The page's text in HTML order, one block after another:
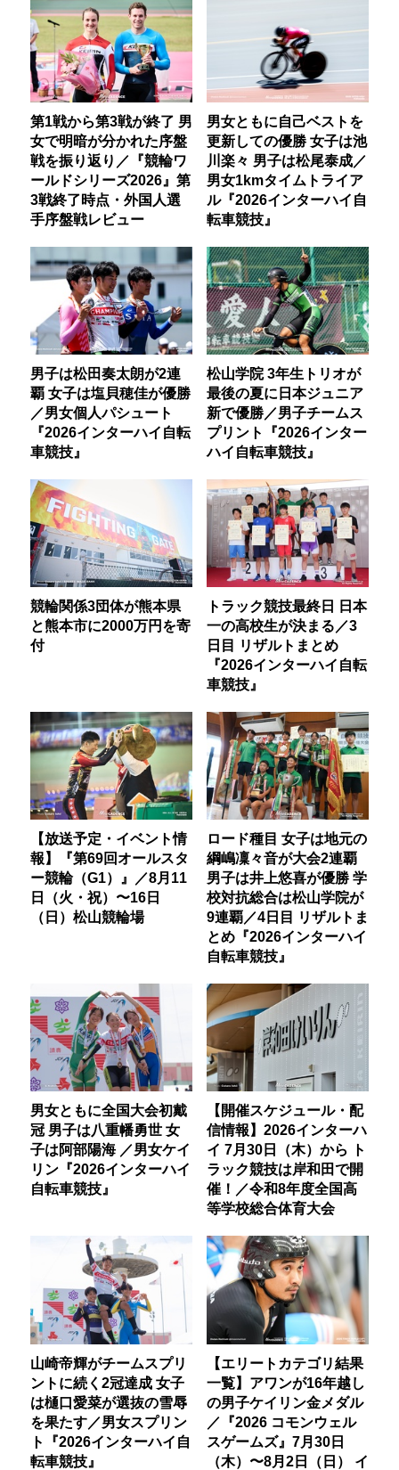
第1戦から第3戦が終了 男
女で明暗が分かれた序盤
戦を振り返り／『競輪ワ
ールドシリーズ2026』第
3戦終了時点・外国人選
手序盤戦レビュー
男女ともに自己ベストを
更新しての優勝 女子は池
川楽々 男子は松尾泰成／
男女1kmタイムトライア
ル『2026インターハイ自
転車競技』
男子は松田奏太朗が2連
覇 女子は塩貝穂佳が優勝
／男女個人パシュート
『2026インターハイ自転
車競技』
松山学院 3年生トリオが
最後の夏に日本ジュニア
新で優勝／男子チームス
プリント『2026インター
ハイ自転車競技』
競輪関係3団体が熊本県
と熊本市に2000万円を寄
付
トラック競技最終日 日本
一の高校生が決まる／3
日目 リザルトまとめ
『2026インターハイ自転
車競技』
【放送予定・イベント情
報】『第69回オールスタ
ー競輪（G1）』／8月11
日（火・祝）〜16日
（日）松山競輪場
ロード種目 女子は地元の
綱嶋凜々音が大会2連覇
男子は井上悠喜が優勝 学
校対抗総合は松山学院が
9連覇／4日目 リザルトま
とめ『2026インターハイ
自転車競技』
男女ともに全国大会初戴
冠 男子は八重幡勇世 女
子は阿部陽海 ／男女ケイ
リン『2026インターハイ
自転車競技』
【開催スケジュール・配
信情報】2026インターハ
イ 7月30日（木）から ト
ラック競技は岸和田で開
催！／令和8年度全国高
等学校総合体育大会
山崎帝輝がチームスプリ
ントに続く2冠達成 女子
は樋口愛菜が選抜の雪辱
を果たす／男女スプリン
ト『2026インターハイ自
転車競技』
【エリートカテゴリ結果
一覧】アワンが16年越し
の男子ケイリン金メダル
／『2026 コモンウェル
スゲームズ』7月30日
（木）〜8月2日（日） イ